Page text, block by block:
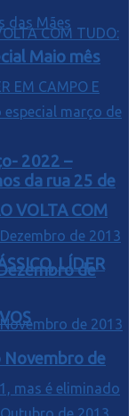
VOLTA COM
LÍDER
Maio mês
2022 –
da rua 25 de
de
Novembro de